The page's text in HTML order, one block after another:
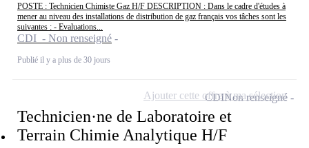
POSTE : Technicien Chimiste Gaz H/F DESCRIPTION : Dans le cadre d'études à
mener au niveau des installations de distribution de gaz français vos tâches sont les
suivantes : - Evaluations...
CDI - Non renseigné
Publié il y a plus de 30 jours
Technicien·ne de Laboratoire et
Terrain Chimie Analytique H/F
CDINon renseigné
Ajouter cette offre à ma sélection